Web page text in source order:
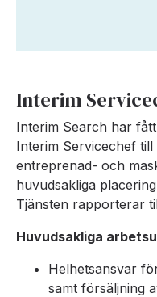
Interim
Interim Search har
Interim Servicechef
entreprenad- och
huvudsakliga
Tjänsten rapporterar
Huvudsakliga
Helhetsansvar
samt försäljning